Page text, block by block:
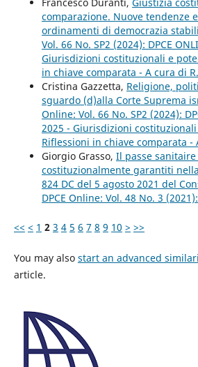
comparazione. Nuove tendenze
ordinamenti di democrazia
Vol. 66 No. SP2 (2024): DPCE
Giurisdizioni costituzionali e
in chiave comparata - A cura di
Cristina Gazzetta, Religione,
sguardo (d)alla Corte Suprema
Online: Vol. 66 No. SP2 (2024):
2025 - Giurisdizioni
Riflessioni in chiave comparata -
Giorgio Grasso, Il passe
costituzionalmente garantiti
824 DC del 5 agosto 2021 del
DPCE Online: Vol. 48 No. 3
<< < 1 2 3 4 5 6 7 8 9 10 > >>
You may also start an advanced
article.